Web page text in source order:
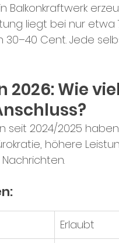
Balkonkraftwerk
liegt bei nur etwa
Cent. Jede
2026: Wie
seit 2024/2025
höhere
Erlaubt